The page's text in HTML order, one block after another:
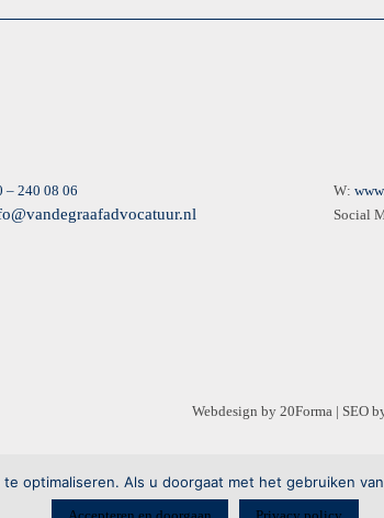
– 240 08 06 W:
Social
Webdesign by 20Forma| SEO
optimaliseren. Als u doorgaat met het gebruiken